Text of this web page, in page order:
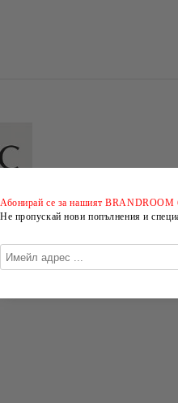
Абонирай се за нашият BRANDROOM
Не пропускай нови попълнения и